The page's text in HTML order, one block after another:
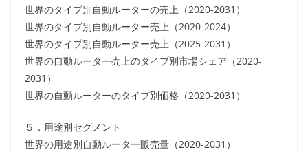
世界のタイプ別自動ルーターの売上（2020-2031）
世界のタイプ別自動ルーター売上（2020-2024）
世界のタイプ別自動ルーター売上（2025-2031）
世界の自動ルーター売上のタイプ別市場シェア（2020-
2031）
世界の自動ルーターのタイプ別価格（2020-2031）
５．用途別セグメント
世界の用途別自動ルーター販売量（2020-2031）